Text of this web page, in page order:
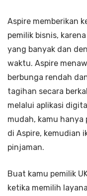
Aspire memberikan
pemilik bisnis,
yang banyak dan
waktu. Aspire
berbunga rendah
tagihan secara
melalui aplikasi
mudah, kamu
di Aspire, kemudian
pinjaman.
Buat kamu pemilik
ketika memilih